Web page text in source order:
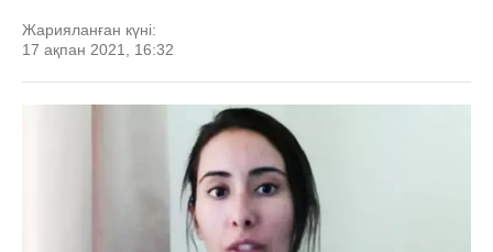
Жарияланған күні:
17 ақпан 2021, 16:32